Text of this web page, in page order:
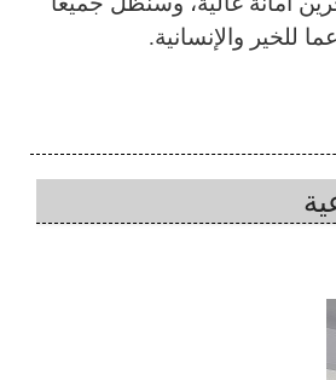
للخير والإنسانية.